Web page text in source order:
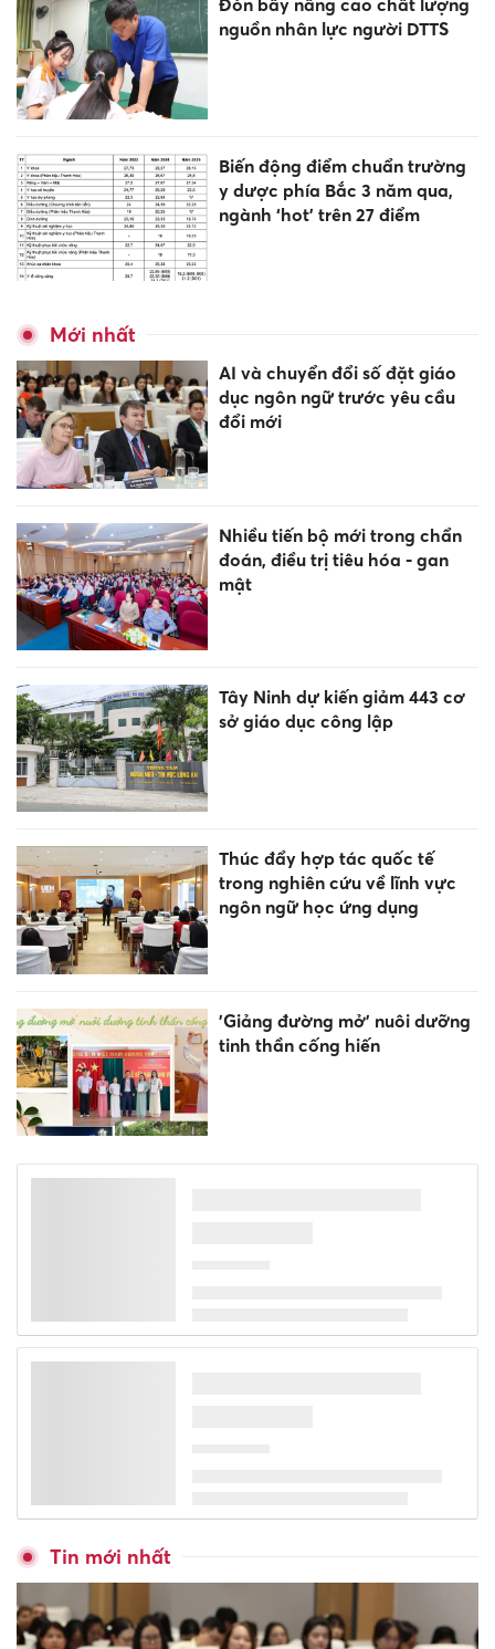
nguồn nhân lực người DTTS
Biến động điểm chuẩn trường
y dược phía Bắc 3 năm qua,
ngành ‘hot’ trên 27 điểm
Mới nhất
AI và chuyển đổi số đặt giáo
dục ngôn ngữ trước yêu cầu
đổi mới
Nhiều tiến bộ mới trong chẩn
đoán, điều trị tiêu hóa - gan
mật
Tây Ninh dự kiến giảm 443 cơ
sở giáo dục công lập
Thúc đẩy hợp tác quốc tế
trong nghiên cứu về lĩnh vực
ngôn ngữ học ứng dụng
'Giảng đường mở' nuôi dưỡng
tinh thần cống hiến
XSMT 1/8 - Kết quả xổ số miền